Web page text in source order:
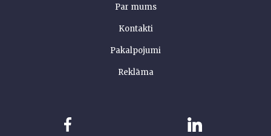
Par mums
Kontakti
Pakalpojumi
Reklāma